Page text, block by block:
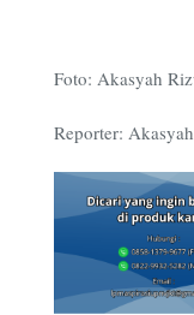
Foto: Akasyah
Reporter: